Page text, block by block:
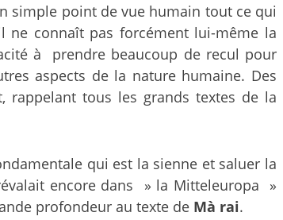
simple point de vue humain tout ce qui
ne connaît pas forcément lui-même la
à prendre beaucoup de recul pour
aspects de la nature humaine. Des
rappelant tous les grands textes de la
qui est la sienne et saluer la
encore dans » la Mitteleuropa »
profondeur au texte de Mà rai.